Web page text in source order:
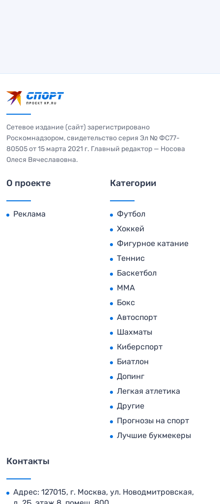
Сетевое издание (сайт) зарегистрировано
Роскомнадзором, свидетельство серия Эл № ФС77-
80505 от 15 марта 2021 г. Главный редактор — Носова
Олеся Вячеславовна.
О проекте
Реклама
Категории
Футбол
Хоккей
Фигурное катание
Теннис
Баскетбол
MMA
Бокс
Автоспорт
Шахматы
Киберспорт
Биатлон
Допинг
Легкая атлетика
Другие
Прогнозы на спорт
Лучшие букмекеры
Контакты
Адрес: 127015, г. Москва, ул. Новодмитровская,